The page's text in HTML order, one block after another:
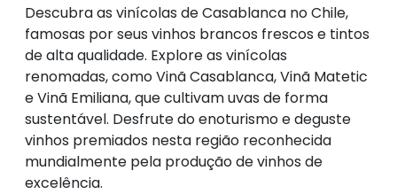
Descubra as vinícolas de Casablanca no Chile,
famosas por seus vinhos brancos frescos e tintos
de alta qualidade. Explore as vinícolas
renomadas, como Vinã Casablanca, Vinã Matetic
e Vinã Emiliana, que cultivam uvas de forma
sustentável. Desfrute do enoturismo e deguste
vinhos premiados nesta região reconhecida
mundialmente pela produção de vinhos de
excelência.